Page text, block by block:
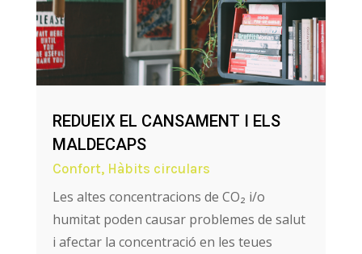
REDUEIX EL CANSAMENT I ELS
MALDECAPS
Confort, Hàbits circulars
Les altes concentracions de CO₂ i/o
humitat poden causar problemes de salut
i afectar la concentració en les teues